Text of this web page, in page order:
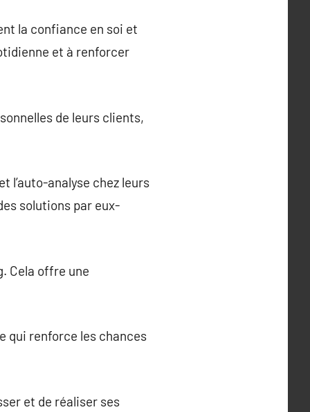
la confiance en soi et
et à renforcer
de leurs clients,
l’auto-analyse chez leurs
solutions par eux-
Cela offre une
qui renforce les chances
et de réaliser ses